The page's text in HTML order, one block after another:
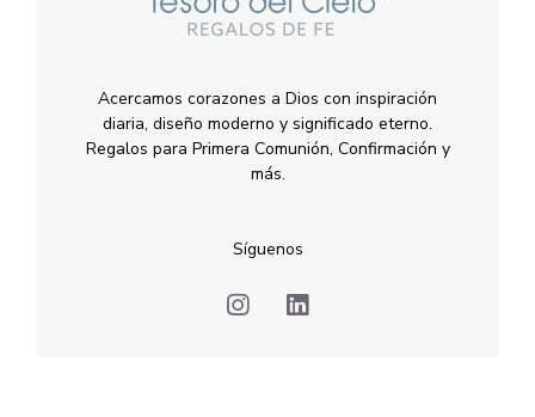
Acercamos corazones a Dios con inspiración
diaria, diseño moderno y significado eterno.
Regalos para Primera Comunión, Confirmación y
más.
Síguenos